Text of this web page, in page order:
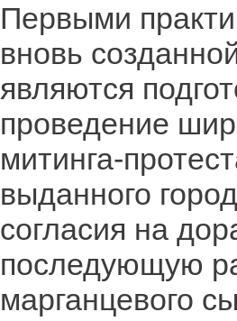
Первыми
вновь
являются
проведение
митинга-
выданного
согласия на
последующую
марганцевого